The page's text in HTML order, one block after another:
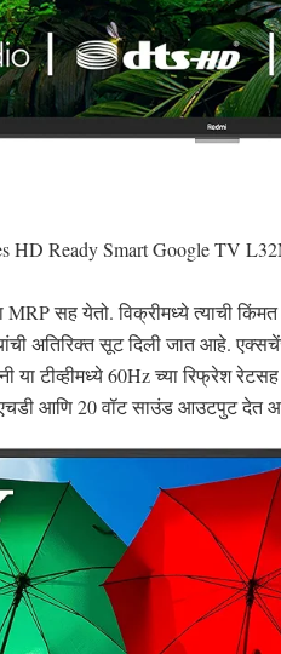
HD Ready Smart Google TV
MRP सह येतो. विक्रीमध्ये त्याची
अतिरिक्त सूट दिली जात आहे.
या टीव्हीमध्ये 60Hz च्या रिफ्रेश
एचडी आणि 20 वॉट साउंड आउटपुट देत